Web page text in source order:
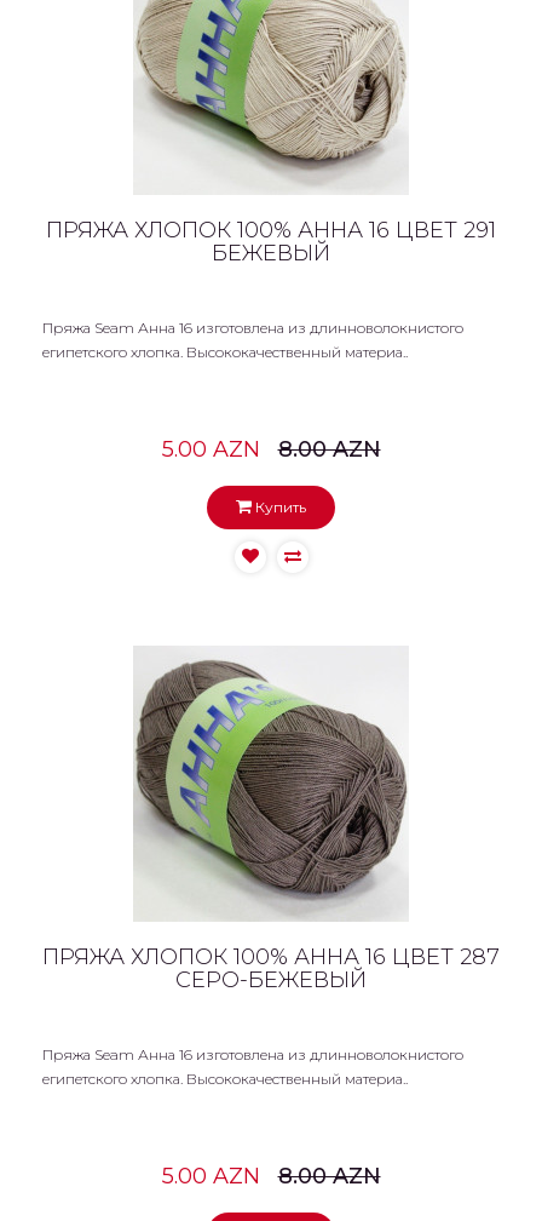
ПРЯЖА ХЛОПОК 100% АННА 16 ЦВЕТ 291
БЕЖЕВЫЙ
Пряжа Seam Анна 16 изготовлена из длинноволокнистого
египетского хлопка. Высококачественный материа..
5.00 AZN 8.00 AZN
Купить
ПРЯЖА ХЛОПОК 100% АННА 16 ЦВЕТ 287
СЕРО-БЕЖЕВЫЙ
Пряжа Seam Анна 16 изготовлена из длинноволокнистого
египетского хлопка. Высококачественный материа..
5.00 AZN 8.00 AZN